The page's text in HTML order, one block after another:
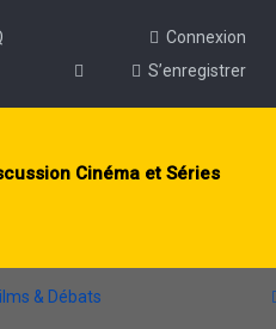
Connexion
S’enregistrer
Cinéma et Séries
& Débats